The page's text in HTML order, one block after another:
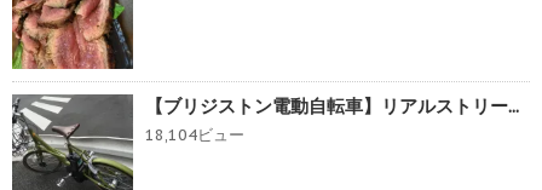
【ブリジストン電動自転車】リアルストリー...
18,104ビュー